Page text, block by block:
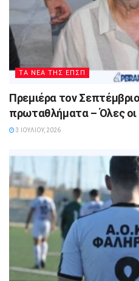
ΤΑ ΝΕΑ ΤΗΣ ΕΠΣΠ
Πρεμιέρα τον
πρωταθλήματα – Όλες οι
3 ΙΟΥΛΊΟΥ, 2026